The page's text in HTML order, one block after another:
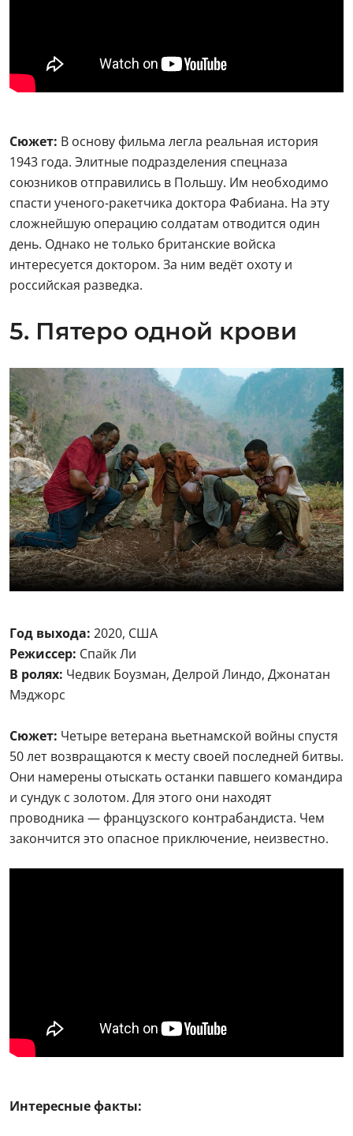
Сюжет: В основу фильма легла реальная история
1943 года. Элитные подразделения спецназа
союзников отправились в Польшу. Им необходимо
спасти ученого-ракетчика доктора Фабиана. На эту
сложнейшую операцию солдатам отводится один
день. Однако не только британские войска
интересуется доктором. За ним ведёт охоту и
российская разведка.
5. Пятеро одной крови
Год выхода: 2020, США
Режиссер: Спайк Ли
В ролях: Чедвик Боузман, Делрой Линдо, Джонатан
Мэджорс
Сюжет: Четыре ветерана вьетнамской войны спустя
50 лет возвращаются к месту своей последней битвы.
Они намерены отыскать останки павшего командира
и сундук с золотом. Для этого они находят
проводника — французского контрабандиста. Чем
закончится это опасное приключение, неизвестно.
Интересные факты: